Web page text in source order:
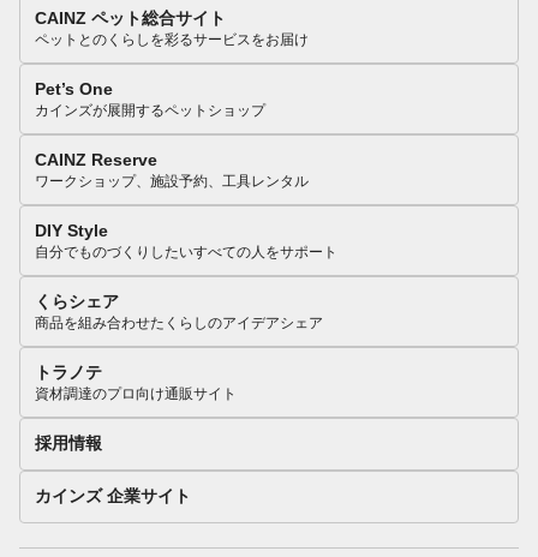
CAINZ ペット総合サイト
ペットとのくらしを彩るサービスをお届け
Pet’s One
カインズが展開するペットショップ
CAINZ Reserve
ワークショップ、施設予約、工具レンタル
DIY Style
自分でものづくりしたいすべての人をサポート
くらシェア
商品を組み合わせたくらしのアイデアシェア
トラノテ
資材調達のプロ向け通販サイト
採用情報
カインズ 企業サイト